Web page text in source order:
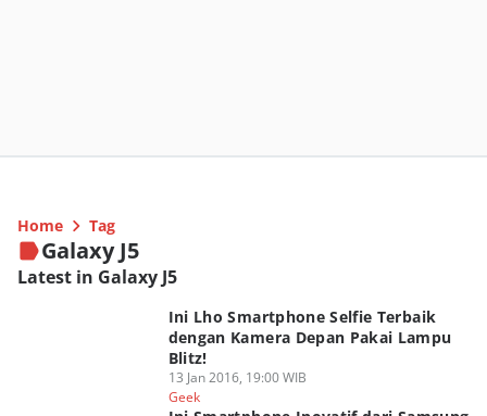
Home Tag
Galaxy J5
Latest in Galaxy J5
Ini Lho Smartphone Selfie Terbaik
dengan Kamera Depan Pakai Lampu
Blitz!
13 Jan 2016, 19:00 WIB
Geek